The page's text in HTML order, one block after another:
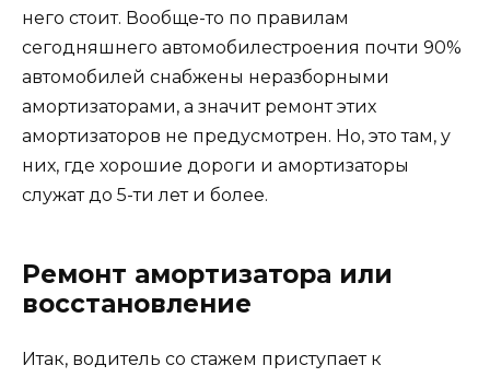
него стоит. Вообще-то по правилам
сегодняшнего автомобилестроения почти 90%
автомобилей снабжены неразборными
амортизаторами, а значит ремонт этих
амортизаторов не предусмотрен. Но, это там, у
них, где хорошие дороги и амортизаторы
служат до 5-ти лет и более.
Ремонт амортизатора или
восстановление
Итак, водитель со стажем приступает к